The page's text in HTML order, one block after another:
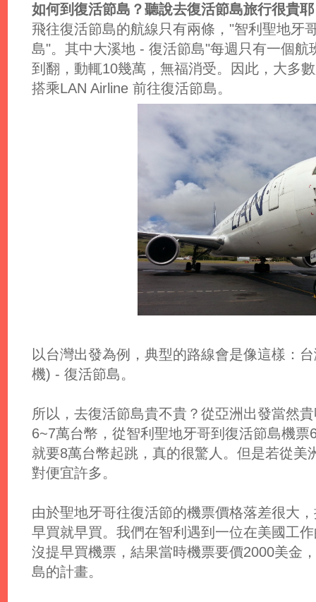
如何到復活節島？聽說去復活節島旅行很貴
飛往復活節島的航線只有兩條，"智利聖地牙
島"。其中大溪地 - 復活節島"每週只有一個
到翻，動輒10幾萬，無福消受。因此，大多
搭乘LAN Airline 前往復活節島。
以台灣出發為例，典型的路線會是像這樣：
機) - 復活節島。
所以，去復活節島貴不貴？從亞洲出發當然
6~7萬台幣，從智利聖地牙哥到復活節島機
就要8萬台幣起跳，真的很驚人。但是若從美
對便宜許多。
由於聖地牙哥往復活節的機票價格落差很大
早買就早買。我們在智利遇到一位在美國工
沒提早買機票，結果當時機票要價2000美金
島的計畫。